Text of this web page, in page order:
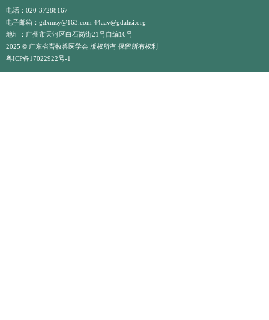
电话：020-37288167
电子邮箱：gdxmsy@163.com 44aav@gdahsi.org
地址：广州市天河区白石岗街21号自编16号
2025 © 广东省畜牧兽医学会 版权所有 保留所有权利
粤ICP备17022922号-1